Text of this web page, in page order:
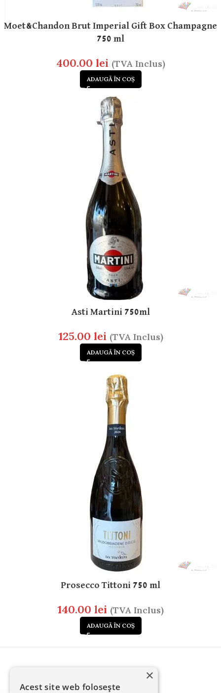
Moet&Chandon Brut Imperial Gift Box Champagne
750 ml
400.00 lei (TVA Inclus)
ADAUGĂ ÎN COȘ
Asti Martini 750ml
125.00 lei (TVA Inclus)
ADAUGĂ ÎN COȘ
Prosecco Tittoni 750 ml
140.00 lei (TVA Inclus)
ADAUGĂ ÎN COȘ
×
Acest site web folosește